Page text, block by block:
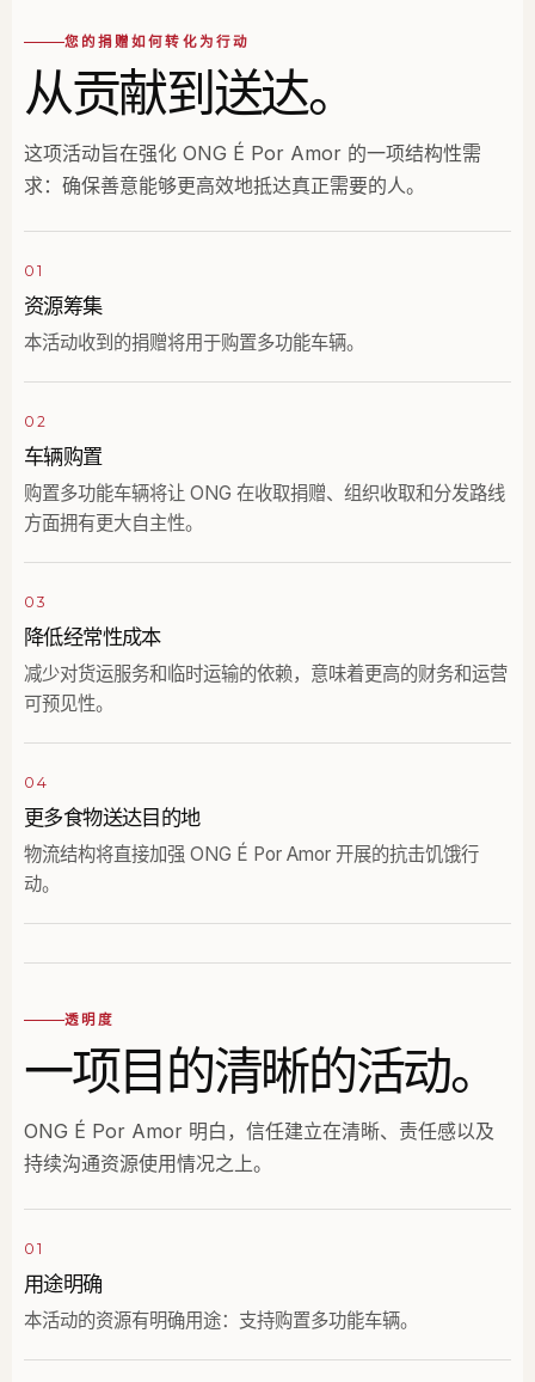
您的捐赠如何转化为行动
从贡献到送达。
这项活动旨在强化 ONG É Por Amor 的一项结构性需
求：确保善意能够更高效地抵达真正需要的人。
01
资源筹集
本活动收到的捐赠将用于购置多功能车辆。
02
车辆购置
购置多功能车辆将让 ONG 在收取捐赠、组织收取和分发路线
方面拥有更大自主性。
03
降低经常性成本
减少对货运服务和临时运输的依赖，意味着更高的财务和运营
可预见性。
04
更多食物送达目的地
物流结构将直接加强 ONG É Por Amor 开展的抗击饥饿行
动。
透明度
一项目的清晰的活动。
ONG É Por Amor 明白，信任建立在清晰、责任感以及
持续沟通资源使用情况之上。
01
用途明确
本活动的资源有明确用途：支持购置多功能车辆。